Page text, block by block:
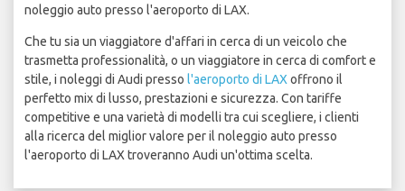
noleggio auto presso l'aeroporto di LAX.
Che tu sia un viaggiatore d'affari in cerca di un veicolo che
trasmetta professionalità, o un viaggiatore in cerca di comfort e
stile, i noleggi di Audi presso l'aeroporto di LAX offrono il
perfetto mix di lusso, prestazioni e sicurezza. Con tariffe
competitive e una varietà di modelli tra cui scegliere, i clienti
alla ricerca del miglior valore per il noleggio auto presso
l'aeroporto di LAX troveranno Audi un'ottima scelta.